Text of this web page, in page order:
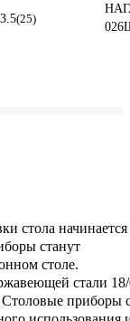
3.5(25)
стола начинается
станут
столе.
стали
Столовые приборы